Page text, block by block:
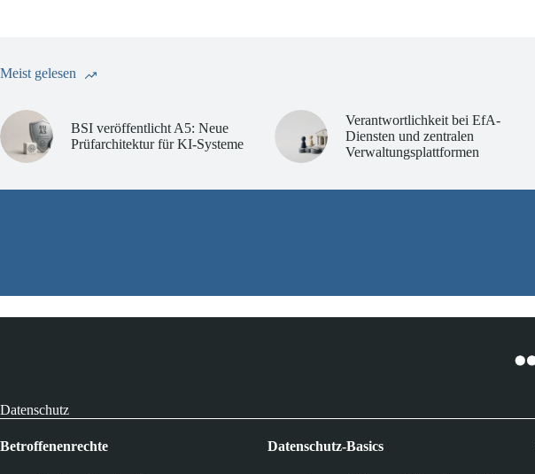
Meist gelesen
BSI veröffentlicht A5: Neue
Prüfarchitektur für KI-Systeme
Verantwortlichkeit bei EfA-
Diensten und zentralen
Verwaltungsplattformen
Datenschutz
Betroffenenrechte Datenschutz-Basics